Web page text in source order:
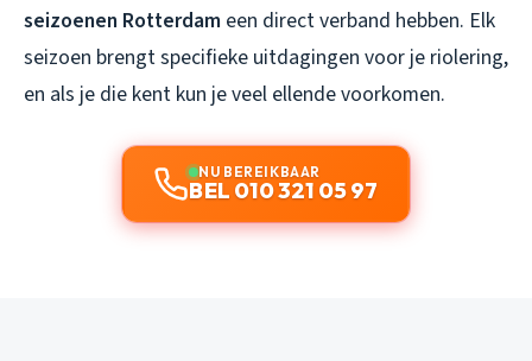
seizoenen Rotterdam een direct verband hebben. Elk
seizoen brengt specifieke uitdagingen voor je riolering,
en als je die kent kun je veel ellende voorkomen.
NU BEREIKBAAR
BEL 010 321 05 97